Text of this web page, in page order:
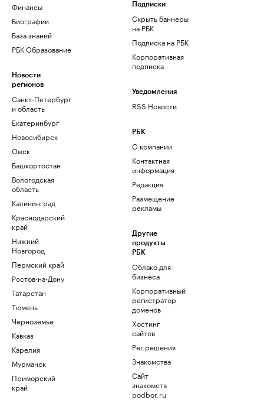
Финансы
Биографии
База знаний
РБК Образование
Новости
регионов
Санкт-Петербург
и область
Екатеринбург
Новосибирск
Омск
Башкортостан
Вологодская
область
Калининград
Краснодарский
край
Нижний
Новгород
Пермский край
Ростов-на-Дону
Татарстан
Тюмень
Черноземье
Кавказ
Карелия
Мурманск
Приморский
край
Подписки
Скрыть баннеры
на РБК
Подписка на РБК
Корпоративная
подписка
Уведомления
RSS Новости
РБК
О компании
Контактная
информация
Редакция
Размещение
рекламы
Другие
продукты
РБК
Облако для
бизнеса
Корпоративный
регистратор
доменов
Хостинг
сайтов
Рег.решения
Знакомства
Сайт
знакомств
podbor.ru